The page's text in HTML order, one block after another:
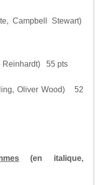
Campbell Stewart)
Reinhardt) 55 pts
Oliver Wood) 52
(en italique,